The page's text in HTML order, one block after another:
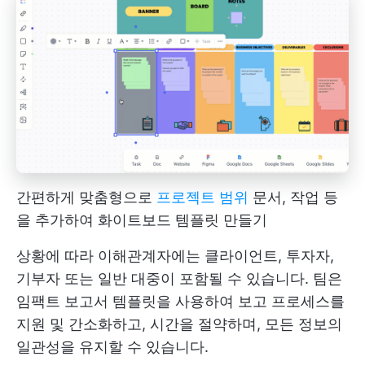
간편하게 맞춤형으로 프로젝트 범위 문서, 작업 등
을 추가하여 화이트보드 템플릿 만들기
상황에 따라 이해관계자에는 클라이언트, 투자자,
기부자 또는 일반 대중이 포함될 수 있습니다. 팀은
임팩트 보고서 템플릿을 사용하여 보고 프로세스를
지원 및 간소화하고, 시간을 절약하며, 모든 정보의
일관성을 유지할 수 있습니다.